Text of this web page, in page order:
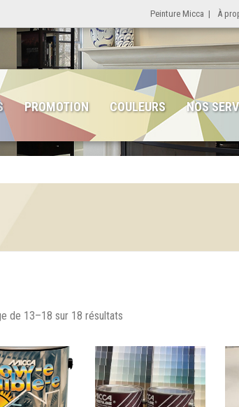
Peinture Micca | À
PROMOTION COULEURS NOS
de 13–18 sur 18 résultats